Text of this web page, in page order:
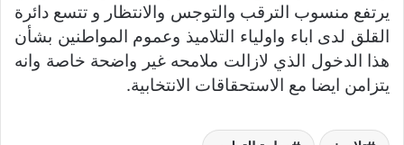
يرتفع منسوب الترقب والتوجس والانتظار و تتسع دائرة
القلق لدى اباء واولياء التلاميذ وعموم المواطنين بشأن
هذا الدخول الذي لازالت ملامحه غير واضحة خاصة وانه
يتزامن ايضا مع الاستحقاقات الانتخابية.